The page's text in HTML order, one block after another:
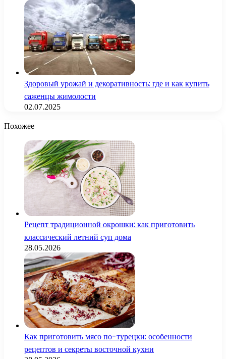
Здоровый урожай и декоративность: где и как купить
саженцы жимолости
02.07.2025
Похожее
Рецепт традиционной окрошки: как приготовить
классический летний суп дома
28.05.2026
Как приготовить мясо по-турецки: особенности
рецептов и секреты восточной кухни